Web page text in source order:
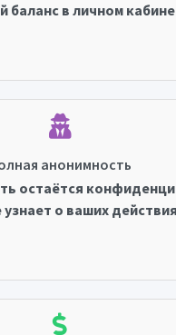
баланс в личном
анонимность
остаётся
узнает о ваших